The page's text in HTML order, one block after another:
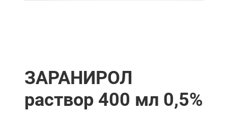
ЗАРАНИРОЛ
раствор 400 мл 0,5%